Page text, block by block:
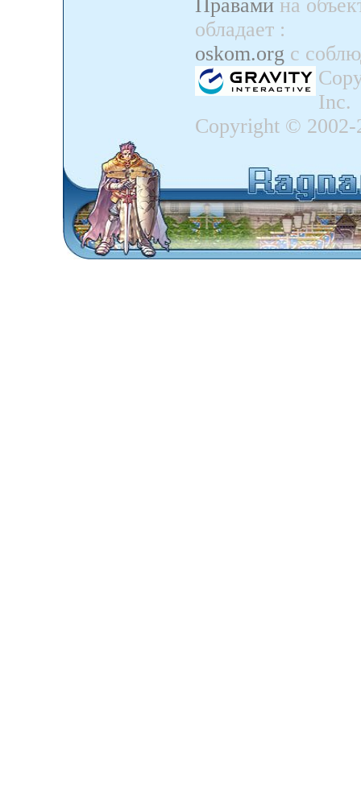
Правами на
обладает :
oskom.org с
Inc.
Copyright ©